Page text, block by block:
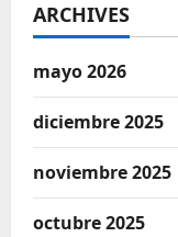
ARCHIVES
mayo 2026
diciembre 2025
noviembre 2025
octubre 2025